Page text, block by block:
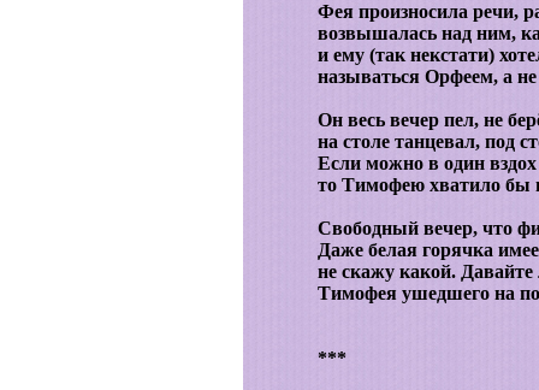
Фея произносила речи,
возвышалась над ним,
и ему (так некстати)
называться Орфеем, а
Он весь вечер пел, не
на столе танцевал, под
Если можно в один вздох
то Тимофею хватило бы
Свободный вечер, что
Даже белая горячка
не скажу какой.
Тимофея ушедшего на
***